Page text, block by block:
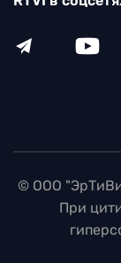
© ООО
При